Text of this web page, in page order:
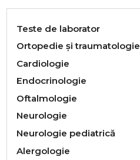
Teste de laborator
Ortopedie și traumatologie
Cardiologie
Endocrinologie
Oftalmologie
Neurologie
Neurologiе pediatrică
Alergologie